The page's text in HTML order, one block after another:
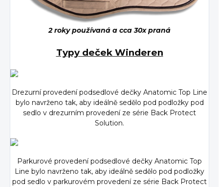
2 roky používaná a cca 30x praná
Typy deček Winderen
Drezurní provedení podsedlové dečky Anatomic Top Line
bylo navrženo tak, aby ideálně sedělo pod podložky pod
sedlo v drezurním provedení ze série Back Protect
Solution.
Parkurové provedení podsedlové dečky Anatomic Top
Line bylo navrženo tak, aby ideálně sedělo pod podložky
pod sedlo v parkurovém provedení ze série Back Protect